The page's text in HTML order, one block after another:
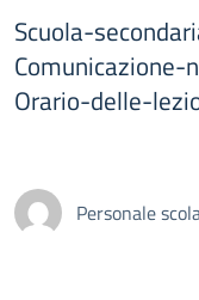
Scuola-
Orario-delle-
Personale